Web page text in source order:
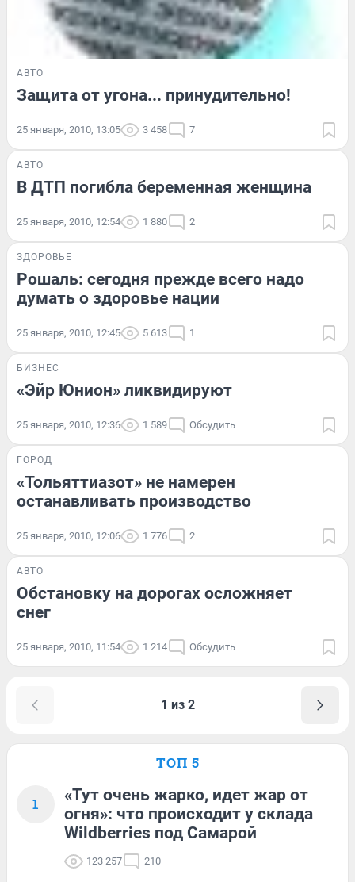
АВТО
Защита от угона... принудительно!
25 января, 2010, 13:05 3 458 7
АВТО
В ДТП погибла беременная женщина
25 января, 2010, 12:54 1 880 2
ЗДОРОВЬЕ
Рошаль: сегодня прежде всего надо
думать о здоровье нации
25 января, 2010, 12:45 5 613 1
БИЗНЕС
«Эйр Юнион» ликвидируют
25 января, 2010, 12:36 1 589 Обсудить
ГОРОД
«Тольяттиазот» не намерен
останавливать производство
25 января, 2010, 12:06 1 776 2
АВТО
Обстановку на дорогах осложняет
снег
25 января, 2010, 11:54 1 214 Обсудить
1 из 2
ТОП 5
1
«Тут очень жарко, идет жар от
огня»: что происходит у склада
Wildberries под Самарой
123 257 210